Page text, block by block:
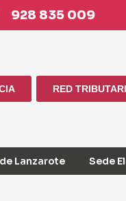
928 835 009
RED
Lanzarote Sede